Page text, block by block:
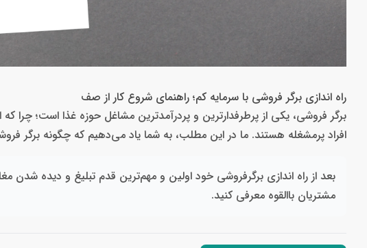
راه اندازی برگر فروشی با سرمایه کم؛ راهنمای شروع کار از صف
برگر فروشی، یکی از پرطرفدارترین و پردرآمدترین مشاغل حوزه غذا است؛
افراد پرمشغله هستند. ما در این مطلب، به شما یاد می‌دهیم که چگونه برگر
بعد از راه اندازی برگرفروشی خود اولین و مهم‌ترین قدم تبلیغ و دیده شدن
مشتریان باالقوه معرفی کنید.